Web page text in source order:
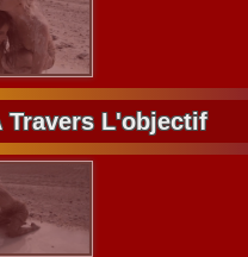
Travers L'objectif